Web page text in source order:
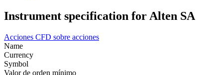
Instrument specification for Alten SA
Acciones CFD sobre acciones
Name
Currency
Symbol
Valor de orden mínimo